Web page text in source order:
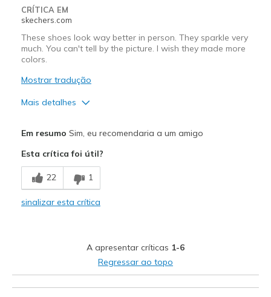
Width
Sizing
View On Shoes
I'm Into Shoes
CRÍTICA EM
skechers.com
These shoes look way better in person. They sparkle very
much. You can't tell by the picture. I wish they made more
colors.
Mostrar tradução
Mais detalhes
Comfortable
Durable
Em resumo Sim, eu recomendaria a um amigo
Esta crítica foi útil?
22 1
sinalizar esta crítica
A apresentar críticas 1-6
Regressar ao topo